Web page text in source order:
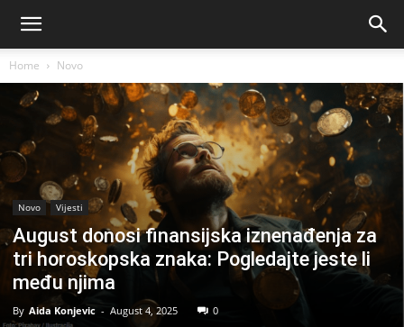
Home Novo
Novo Vijesti
August donosi finansijska iznenađenja za
tri horoskopska znaka: Pogledajte jeste li
među njima
By Aida Konjevic - August 4, 2025 0